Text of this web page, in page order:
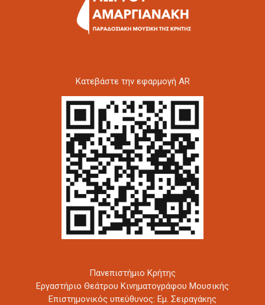
Kατεβάστε την εφαρμογή AR
Πανεπιστήμιο Κρήτης
Εργαστήριο Θεάτρου Κινηματογράφου Μουσικής
Επιστημονικός υπεύθυνος: Εμ. Σειραγάκης